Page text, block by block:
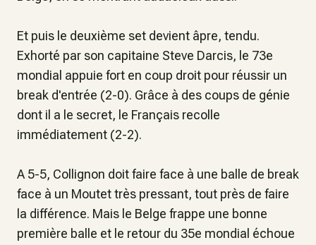
Et puis le deuxième set devient âpre, tendu.
Exhorté par son capitaine Steve Darcis, le 73e
mondial appuie fort en coup droit pour réussir un
break d'entrée (2-0). Grâce à des coups de génie
dont il a le secret, le Français recolle
immédiatement (2-2).
A 5-5, Collignon doit faire face à une balle de break
face à un Moutet très pressant, tout près de faire
la différence. Mais le Belge frappe une bonne
première balle et le retour du 35e mondial échoue